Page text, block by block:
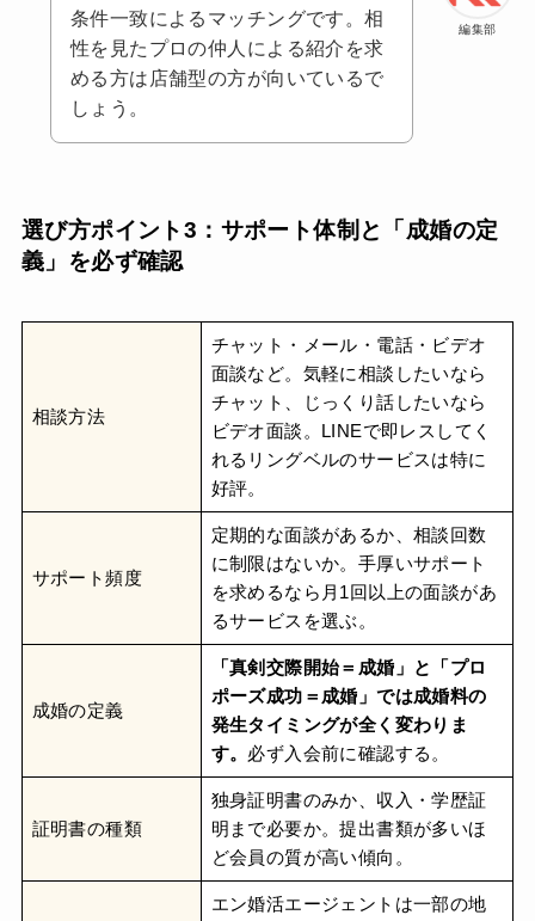
編集部
条件一致によるマッチングです。相
性を見たプロの仲人による紹介を求
める方は店舗型の方が向いているで
しょう。
選び方ポイント3：サポート体制と「成婚の定
義」を必ず確認
相談方法
チャット・メール・電話・ビデオ
面談など。気軽に相談したいなら
チャット、じっくり話したいなら
ビデオ面談。LINEで即レスしてく
れるリングベルのサービスは特に
好評。
サポート頻度
定期的な面談があるか、相談回数
に制限はないか。手厚いサポート
を求めるなら月1回以上の面談があ
るサービスを選ぶ。
成婚の定義
「真剣交際開始＝成婚」と「プロ
ポーズ成功＝成婚」では成婚料の
発生タイミングが全く変わりま
す。 必ず入会前に確認する。
証明書の種類
独身証明書のみか、収入・学歴証
明まで必要か。提出書類が多いほ
ど会員の質が高い傾向。
エン婚活エージェントは一部の地